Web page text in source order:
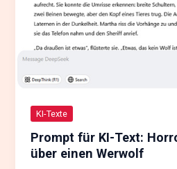
KI-Texte
Prompt für KI-Text:
über einen Werwolf